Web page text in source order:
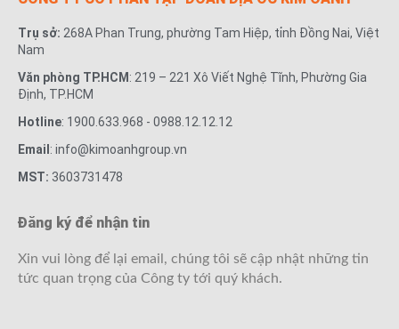
Trụ sở: 268A Phan Trung, phường Tam Hiệp, tỉnh Đồng Nai, Việt
Nam
Văn phòng TP.HCM : 219 – 221 Xô Viết Nghệ Tĩnh, Phường Gia
Định, TP.HCM
Hotline: 1900.633.968 - 0988.12.12.12
Email : info@kimoanhgroup.vn
MST: 3603731478
Đăng ký để nhận tin
Xin vui lòng để lại email, chúng tôi sẽ cập nhật những tin
tức quan trọng của Công ty tới quý khách.